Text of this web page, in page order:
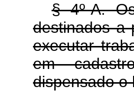
§ 4º-A.
destinados a
executar
em
dispensado o